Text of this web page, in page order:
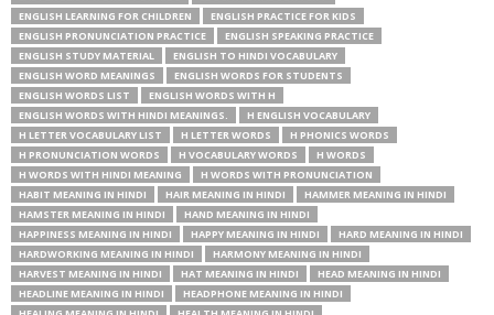
ENGLISH LEARNING FOR CHILDREN
ENGLISH PRACTICE FOR KIDS
ENGLISH PRONUNCIATION PRACTICE
ENGLISH SPEAKING PRACTICE
ENGLISH STUDY MATERIAL
ENGLISH TO HINDI VOCABULARY
ENGLISH WORD MEANINGS
ENGLISH WORDS FOR STUDENTS
ENGLISH WORDS LIST
ENGLISH WORDS WITH H
ENGLISH WORDS WITH HINDI MEANINGS.
H ENGLISH VOCABULARY
H LETTER VOCABULARY LIST
H LETTER WORDS
H PHONICS WORDS
H PRONUNCIATION WORDS
H VOCABULARY WORDS
H WORDS
H WORDS WITH HINDI MEANING
H WORDS WITH PRONUNCIATION
HABIT MEANING IN HINDI
HAIR MEANING IN HINDI
HAMMER MEANING IN HINDI
HAMSTER MEANING IN HINDI
HAND MEANING IN HINDI
HAPPINESS MEANING IN HINDI
HAPPY MEANING IN HINDI
HARD MEANING IN HINDI
HARDWORKING MEANING IN HINDI
HARMONY MEANING IN HINDI
HARVEST MEANING IN HINDI
HAT MEANING IN HINDI
HEAD MEANING IN HINDI
HEADLINE MEANING IN HINDI
HEADPHONE MEANING IN HINDI